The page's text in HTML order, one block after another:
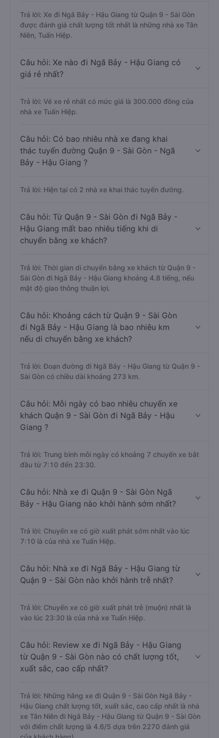
Trả lời: Xe đi Ngã Bảy - Hậu Giang từ Quận 9 - Sài Gòn
được đánh giá chất lượng tốt nhất là những nhà xe Tân
Niên, Tuấn Hiệp.
Câu hỏi: Xe nào đi Ngã Bảy - Hậu Giang có
giá rẻ nhất?
Trả lời: Vé xe rẻ nhất có mức giá là 300.000 đồng của
nhà xe Tuấn Hiệp.
Câu hỏi: Có bao nhiêu nhà xe đang khai
thác tuyến đường Quận 9 - Sài Gòn - Ngã
Bảy - Hậu Giang ?
Trả lời: Hiện tại có 2 nhà xe khai thác tuyến đường.
Câu hỏi: Từ Quận 9 - Sài Gòn đi Ngã Bảy -
Hậu Giang mất bao nhiêu tiếng khi di
chuyển bằng xe khách?
Trả lời: Thời gian di chuyển bằng xe khách từ Quận 9 -
Sài Gòn đi Ngã Bảy - Hậu Giang khoảng 4.8 tiếng, nếu
mật độ giao thông thuận lợi.
Câu hỏi: Khoảng cách từ Quận 9 - Sài Gòn
đi Ngã Bảy - Hậu Giang là bao nhiêu km
nếu di chuyển bằng xe khách?
Trả lời: Đoạn đường đi Ngã Bảy - Hậu Giang từ Quận 9 -
Sài Gòn có chiều dài khoảng 273 km.
Câu hỏi: Mỗi ngày có bao nhiêu chuyến xe
khách Quận 9 - Sài Gòn đi Ngã Bảy - Hậu
Giang ?
Trả lời: Trung bình mỗi ngày có khoảng 7 chuyến xe bắt
đầu từ 7:10 đến 23:30.
Câu hỏi: Nhà xe đi Quận 9 - Sài Gòn Ngã
Bảy - Hậu Giang nào khởi hành sớm nhất?
Trả lời: Chuyến xe có giờ xuất phát sớm nhất vào lúc
7:10 là của nhà xe Tuấn Hiệp.
Câu hỏi: Nhà xe đi Ngã Bảy - Hậu Giang từ
Quận 9 - Sài Gòn nào khởi hành trễ nhất?
Trả lời: Chuyến xe có giờ xuất phát trễ (muộn) nhất là
vào lúc 23:30 là của nhà xe Tuấn Hiệp.
Câu hỏi: Review xe đi Ngã Bảy - Hậu Giang
từ Quận 9 - Sài Gòn nào có chất lượng tốt,
xuất sắc, cao cấp nhất?
Trả lời: Những hãng xe đi Quận 9 - Sài Gòn Ngã Bảy -
Hậu Giang chất lượng tốt, xuất sắc, cao cấp nhất là nhà
xe Tân Niên đi Ngã Bảy - Hậu Giang từ Quận 9 - Sài Gòn
với điểm chất lượng là 4.6/5 dựa trên 2270 đánh giá